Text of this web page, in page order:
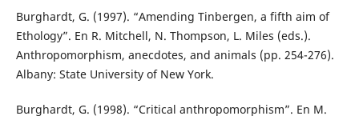
Burghardt, G. (1997). “Amending Tinbergen, a fifth aim of
Ethology”. En R. Mitchell, N. Thompson, L. Miles (eds.).
Anthropomorphism, anecdotes, and animals (pp. 254-276).
Albany: State University of New York.
Burghardt, G. (1998). “Critical anthropomorphism”. En M.